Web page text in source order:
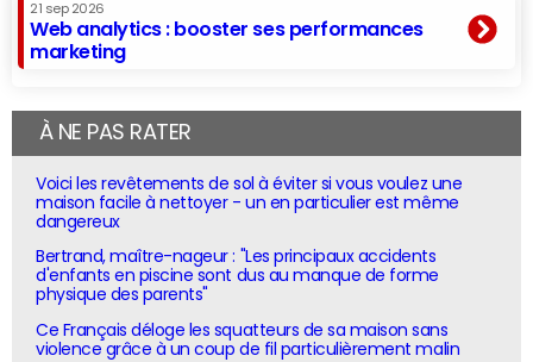
21 sep 2026
Web analytics : booster ses performances
marketing
À NE PAS RATER
Voici les revêtements de sol à éviter si vous voulez une
maison facile à nettoyer - un en particulier est même
dangereux
Bertrand, maître-nageur : "Les principaux accidents
d'enfants en piscine sont dus au manque de forme
physique des parents"
Ce Français déloge les squatteurs de sa maison sans
violence grâce à un coup de fil particulièrement malin